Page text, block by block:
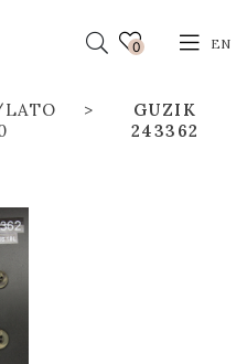
0 EN
GUZIK
243362